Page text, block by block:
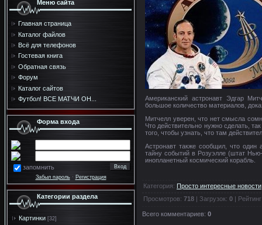
Меню сайта
Главная страница
Каталог файлов
Всё для телефонов
Гостевая книга
Обратная связь
Форум
Каталог сайтов
Футбол! ВСЕ МАТЧИ ОН...
Форма входа
запомнить
Забыл пароль· Регистрация
Категории раздела
Картинки [32]
Американский астронавт Эдгар
большое количество материалов,
Митчелл уверен, что нет смысла
Что действительно нужно сделать,
того, чтобы узнать, что там
Астронавт также сообщил, что один
тайну событий в Розуэлле (штат
инопланетный космический корабль.
Категория: Просто интересные новости
Просмотров: 718 | Загрузок: 0 | Рейтинг
Всего комментариев: 0